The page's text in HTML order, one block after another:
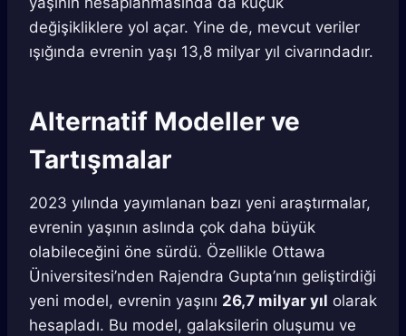
değişikliklere yol açar. Yine de, mevcut veriler
ışığında evrenin yaşı 13,8 milyar yıl civarındadır.
Alternatif Modeller ve
Tartışmalar
2023 yılında yayımlanan bazı yeni araştırmalar,
evrenin yaşının aslında çok daha büyük
olabileceğini öne sürdü. Özellikle Ottawa
Üniversitesi’nden Rajendra Gupta’nın geliştirdiği
yeni model, evrenin yaşını 26,7 milyar yıl olarak
hesapladı. Bu model, galaksilerin oluşumu ve